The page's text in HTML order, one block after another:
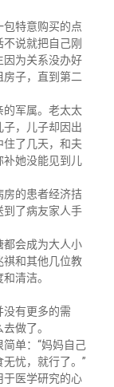
特意购买的点
说就把自己刚
因为关系没办好
子，直到第二
的军属。老太太
，儿子却因出
了几天，和夫
补她没能见到儿
房的患者经济拮
到了病友家人手
都会成为大人小
祺和其他几位教
清洁。
有更多的需
做了。
单：“妈妈自己
忧，就行了。”
于医学研究的心